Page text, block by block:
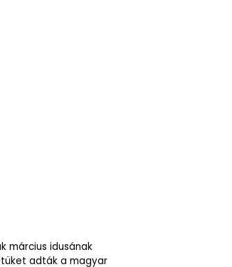
március idusának
adták a magyar